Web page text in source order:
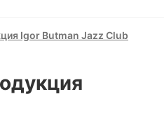
Igor Butman Jazz Club